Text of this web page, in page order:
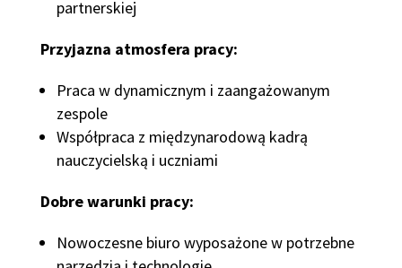
partnerskiej
Przyjazna atmosfera pracy:
Praca w dynamicznym i zaangażowanym
zespole
Współpraca z międzynarodową kadrą
nauczycielską i uczniami
Dobre warunki pracy:
Nowoczesne biuro wyposażone w potrzebne